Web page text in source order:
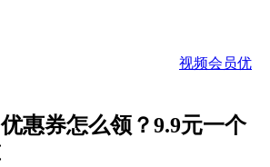
视频会员优
惠券怎么领？9.9元一个